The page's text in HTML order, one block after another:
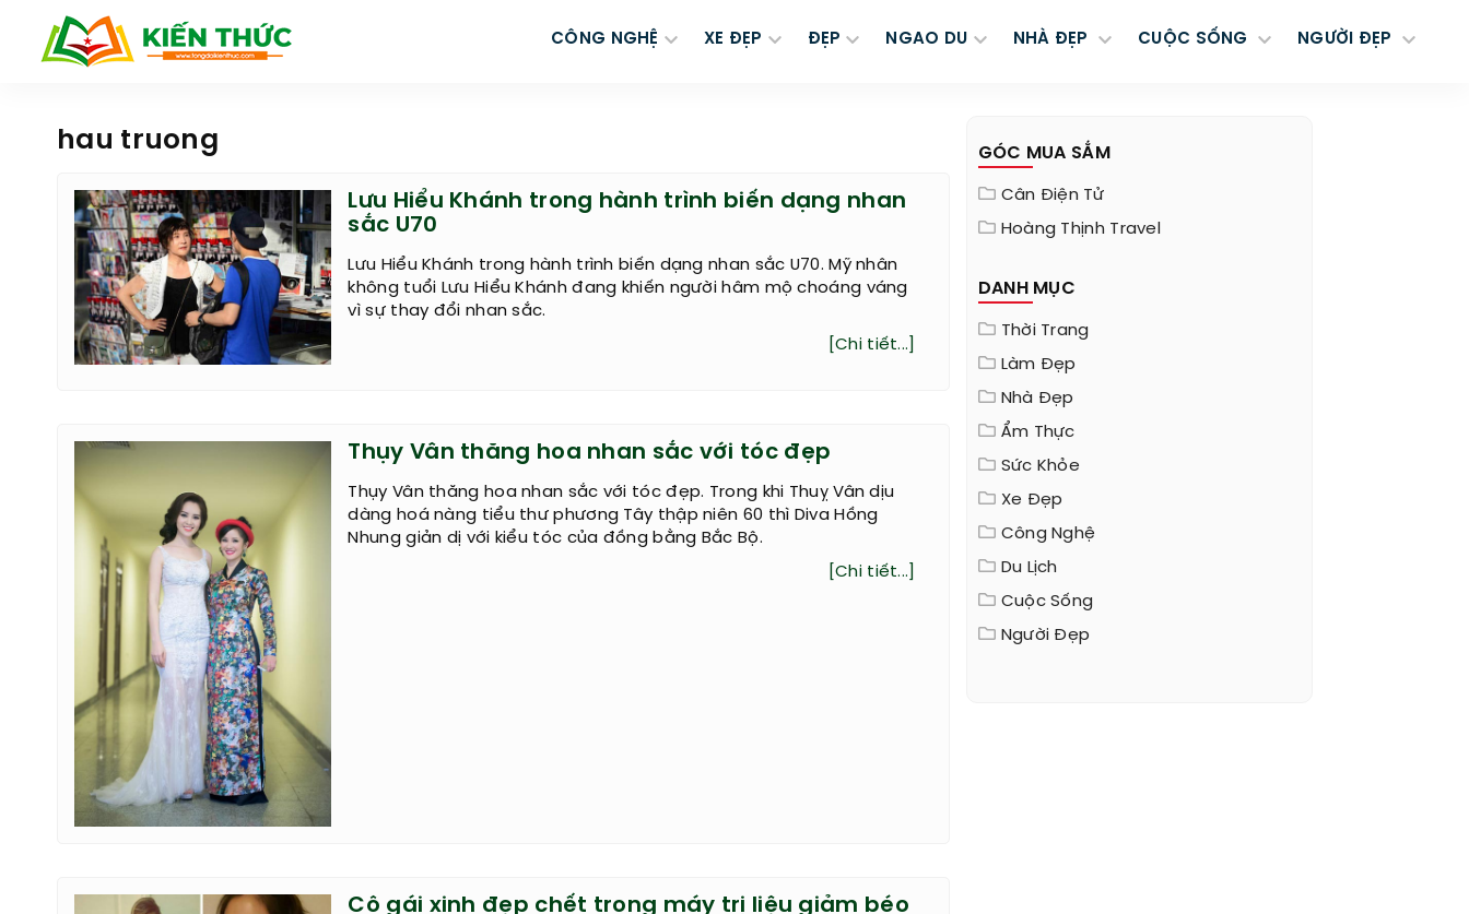
CÔNG NGHỆ XE ĐẸP ĐẸP NGAO DU NHÀ ĐẸP CUỘC SỐNG NGƯỜI ĐẸP
hau truong
Lưu Hiểu Khánh trong hành trình biến dạng nhan
sắc U70
Lưu Hiểu Khánh trong hành trình biến dạng nhan sắc U70. Mỹ nhân
không tuổi Lưu Hiểu Khánh đang khiến người hâm mộ choáng váng
vì sự thay đổi nhan sắc.
[Chi tiết...]
Thụy Vân thăng hoa nhan sắc với tóc đẹp
Thụy Vân thăng hoa nhan sắc với tóc đẹp. Trong khi Thuỵ Vân dịu
dàng hoá nàng tiểu thư phương Tây thập niên 60 thì Diva Hồng
Nhung giản dị với kiểu tóc của đồng bằng Bắc Bộ.
[Chi tiết...]
Cô gái xinh đẹp chết trong máy trị liệu giảm béo
GÓC MUA SẮM
Cân Điện Tử
Hoàng Thịnh Travel
DANH MỤC
Thời Trang
Làm Đẹp
Nhà Đẹp
Ẩm Thực
Sức Khỏe
Xe Đẹp
Công Nghệ
Du Lịch
Cuộc Sống
Người Đẹp